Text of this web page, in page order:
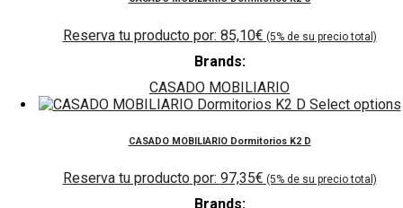
85,10€
Brands:
CASADO MOBILIARIO
Select options
CASADO MOBILIARIO Dormitorios K2 D
97,35€
Brands: